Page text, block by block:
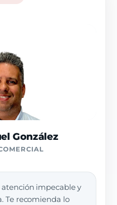
González
atención impecable y
Te recomienda lo